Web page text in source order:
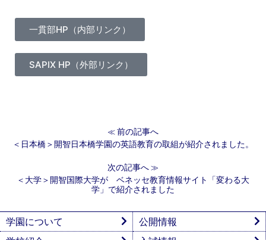
一貫部HP（内部リンク）
SAPIX HP（外部リンク）
≪前の記事へ
＜日本橋＞開智日本橋学園の英語教育の取組が紹介されました。
次の記事へ≫
＜大学＞開智国際大学が ベネッセ教育情報サイト「変わる大
学」で紹介されました
学園について
公開情報